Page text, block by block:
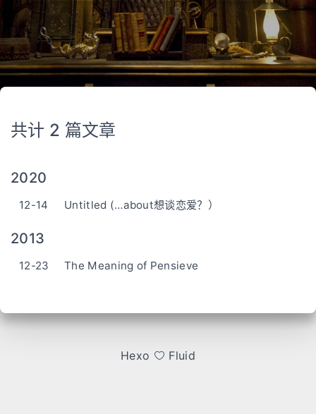
共计 2 篇文章
2020
12-14 Untitled (…about想谈恋爱？）
2013
12-23 The Meaning of Pensieve
Hexo Fluid